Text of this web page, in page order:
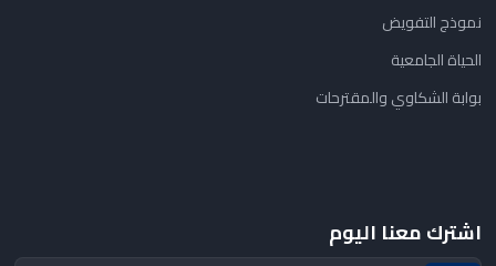
نموذج التفويض
الحياة الجامعية
بوابة الشكاوي والمقترحات
اشترك معنا اليوم